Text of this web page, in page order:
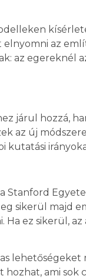
elnyomni az
az egereknél
járul hozzá,
az új
kutatási
Stanford
sikerül majd
Ha ez sikerül,
lehetőségeket
ami sok